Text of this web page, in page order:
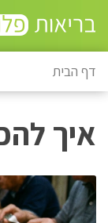
דף הבית
איך